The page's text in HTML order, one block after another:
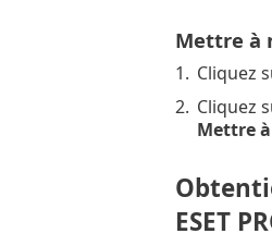
Mettre à
1. Cliquez
2. Cliquez
Mettre
ESET